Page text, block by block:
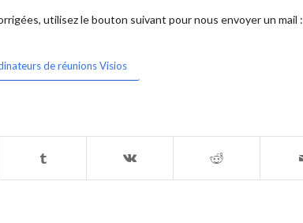
utilisez le bouton suivant pour nous envoyer un mail :
de réunions Visios